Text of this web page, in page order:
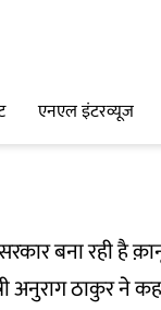
एनएल इंटरव्यूज
बना रही
अनुराग ठाकुर ने